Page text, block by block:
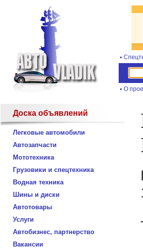
О
Доска объявлений
Легковые автомобили
Автозапчасти
Мототехника
Грузовики и спецтехника
Водная техника
Шины и диски
Автотовары
Услуги
Автобизнес, партнерство
Вакансии